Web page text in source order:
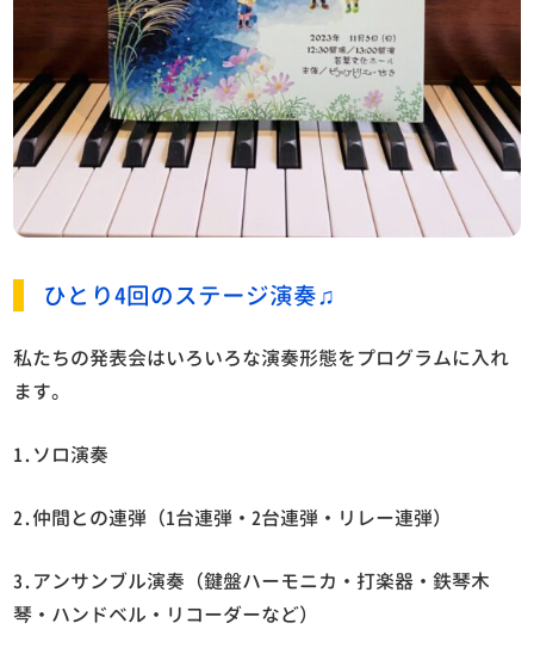
ひとり4回のステージ演奏♫
私たちの発表会はいろいろな演奏形態をプログラムに入れ
ます。
1.ソロ演奏
2.仲間との連弾（1台連弾・2台連弾・リレー連弾）
3.アンサンブル演奏（鍵盤ハーモニカ・打楽器・鉄琴木
琴・ハンドベル・リコーダーなど）